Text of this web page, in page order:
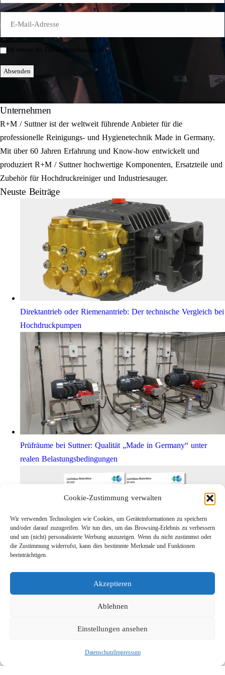
Cookie-Zustimmung verwalten
Wir verwenden Technologien wie Cookies, um Geräteinformationen zu speichern
und/oder darauf zuzugreifen. Wir tun dies, um das Browsing-Erlebnis zu verbessern
und um (nicht) personalisierte Werbung anzuzeigen. Wenn du nicht zustimmst oder
die Zustimmung widerrufst, kann dies bestimmte Merkmale und Funktionen
beeinträchtigen.
Akzeptieren
Ablehnen
Einstellungen ansehen
DatenschutzImpressum
Mail
Einwilligung
Ich stimme der Datenschutzerklärung zu.*
Absenden
Unternehmen
R+M / Suttner ist der weltweit führende Anbieter für die
professionelle Reinigungs- und Hygienetechnik Made in Germany.
Mit über 60 Jahren Erfahrung und Know-how entwickelt und
produziert R+M / Suttner hochwertige Komponenten, Ersatzteile und
Zubehör für Hochdruckreiniger und Industriesauger.
Neuste Beiträge
Direktantrieb oder Riemenantrieb: Der technische Vergleich bei
Hochdruckpumpen
Prüfräume bei Suttner: Qualität „Made in Germany“ unter
realen Belastungsbedingungen
Links
Suche